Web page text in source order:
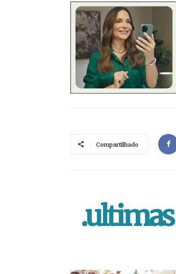
Compartilhado
.ultimas